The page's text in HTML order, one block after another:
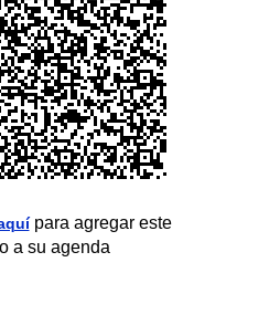
para agregar este
a su agenda